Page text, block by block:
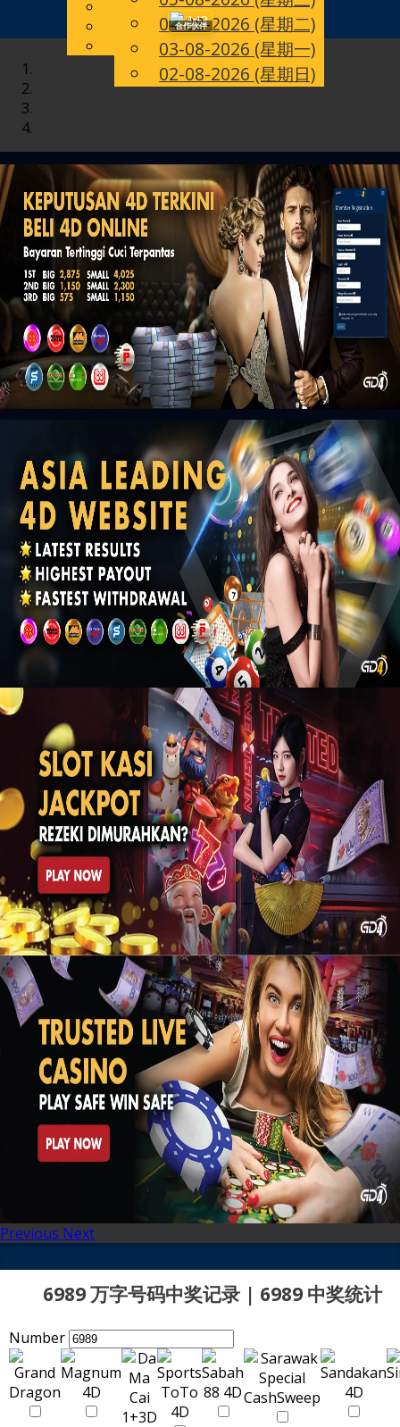
CN
English
Chinese
Malay
04-08-2026 (星期二)
03-08-2026 (星期一)
02-08-2026 (星期日)
合作伙伴
Toggle
navigation
Previous Next
6989 万字号码中奖记录 | 6989 中奖统计
Number